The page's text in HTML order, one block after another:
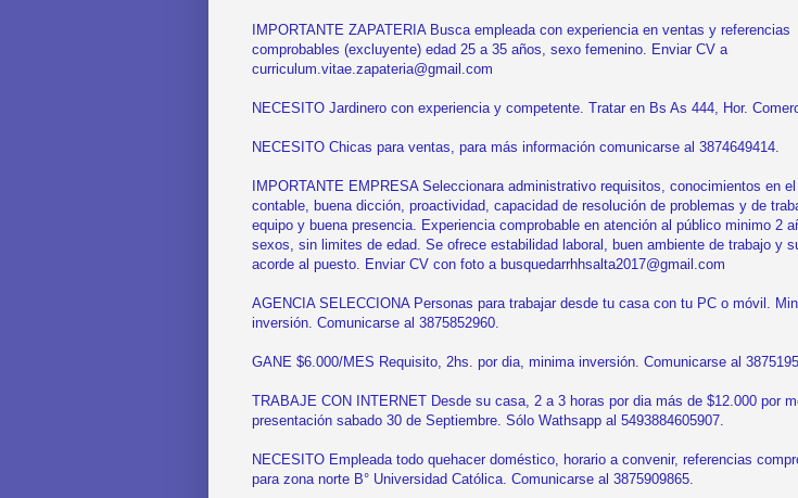
IMPORTANTE ZAPATERIA Busca empleada con experiencia en ventas y referencias
comprobables (excluyente) edad 25 a 35 años, sexo femenino. Enviar CV a
curriculum.vitae.zapateria@gmail.com
NECESITO Jardinero con experiencia y competente. Tratar en Bs As 444, Hor.
NECESITO Chicas para ventas, para más información comunicarse al 3874649414.
IMPORTANTE EMPRESA Seleccionara administrativo requisitos, conocimientos en
contable, buena dicción, proactividad, capacidad de resolución de problemas y de
equipo y buena presencia. Experiencia comprobable en atención al público minimo 2
sexos, sin limites de edad. Se ofrece estabilidad laboral, buen ambiente de trabajo y
acorde al puesto. Enviar CV con foto a busquedarrhhsalta2017@gmail.com
AGENCIA SELECCIONA Personas para trabajar desde tu casa con tu PC o móvil.
inversión. Comunicarse al 3875852960.
GANE $6.000/MES Requisito, 2hs. por dia, minima inversión. Comunicarse al
TRABAJE CON INTERNET Desde su casa, 2 a 3 horas por dia más de $12.000 por
presentación sabado 30 de Septiembre. Sólo Wathsapp al 5493884605907.
NECESITO Empleada todo quehacer doméstico, horario a convenir, referencias
para zona norte B° Universidad Católica. Comunicarse al 3875909865.